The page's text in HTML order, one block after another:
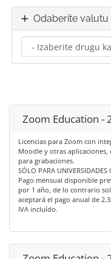
Odaberite valutu
Zoom Education -
Licencias para Zoom con
Moodle y otras aplicaciones,
para grabaciones.
SÓLO PARA UNIVERSIDADES
Pago mensual disponible
por 1 año, de lo contrario
aceptará el pago anual de
IVA incluído.